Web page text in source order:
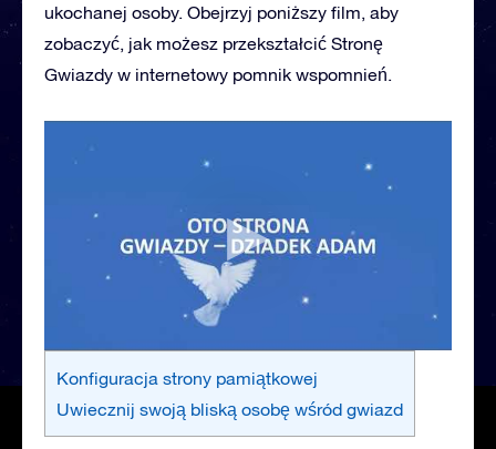
ukochanej osoby. Obejrzyj poniższy film, aby
zobaczyć, jak możesz przekształcić Stronę
Gwiazdy w internetowy pomnik wspomnień.
Konfiguracja strony pamiątkowej
Uwiecznij swoją bliską osobę wśród gwiazd